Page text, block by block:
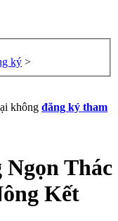
ký >
không đăng ký tham
Thác
Kết